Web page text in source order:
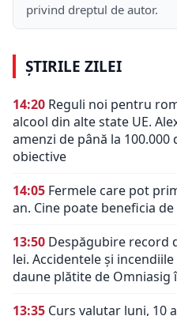
privind dreptul de autor.
ȘTIRILE ZILEI
14:20 Reguli noi pentru
alcool din alte state UE.
amenzi de până la
obiective
14:05 Fermele care pot
an. Cine poate beneficia
13:50 Despăgubire record
lei. Accidentele și
daune plătite de Omniasig
13:35 Curs valutar luni, 10